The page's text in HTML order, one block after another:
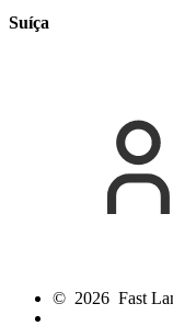
Suíça
© 2026 Fast